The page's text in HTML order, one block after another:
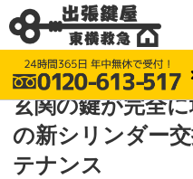
鍵交換 東横救急 事例紹介
玄関の鍵が完全
の新シリンダー
テナンス